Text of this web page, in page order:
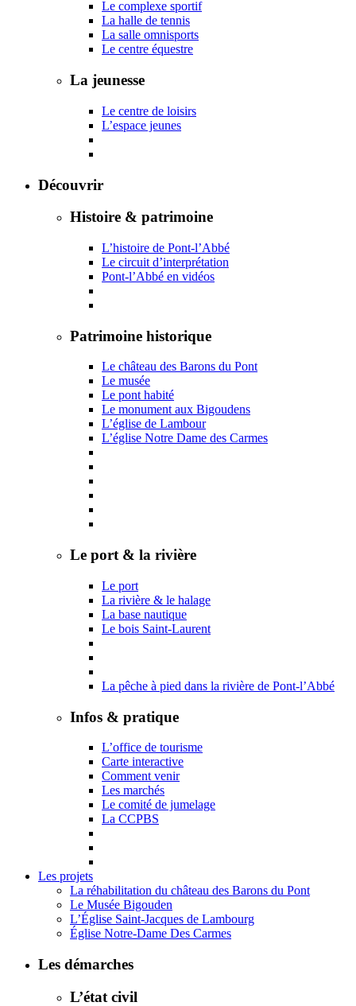
Le complexe sportif
La halle de tennis
La salle omnisports
Le centre équestre
La jeunesse
Le centre de loisirs
L’espace jeunes
Découvrir
Histoire & patrimoine
L’histoire de Pont-l’Abbé
Le circuit d’interprétation
Pont-l’Abbé en vidéos
Patrimoine historique
Le château des Barons du Pont
Le musée
Le pont habité
Le monument aux Bigoudens
L’église de Lambour
L’église Notre Dame des Carmes
Le port & la rivière
Le port
La rivière & le halage
La base nautique
Le bois Saint-Laurent
La pêche à pied dans la rivière de Pont-l’Abbé
Infos & pratique
L’office de tourisme
Carte interactive
Comment venir
Les marchés
Le comité de jumelage
La CCPBS
Les projets
La réhabilitation du château des Barons du Pont
Le Musée Bigouden
L’Église Saint-Jacques de Lambourg
Église Notre-Dame Des Carmes
Les démarches
L’état civil